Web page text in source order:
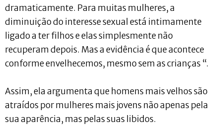
dramaticamente. Para muitas mulheres, a
diminuição do interesse sexual está intimamente
ligado a ter filhos e elas simplesmente não
recuperam depois. Mas a evidência é que acontece
conforme envelhecemos, mesmo sem as crianças “.
Assim, ela argumenta que homens mais velhos são
atraídos por mulheres mais jovens não apenas pela
sua aparência, mas pelas suas libidos.